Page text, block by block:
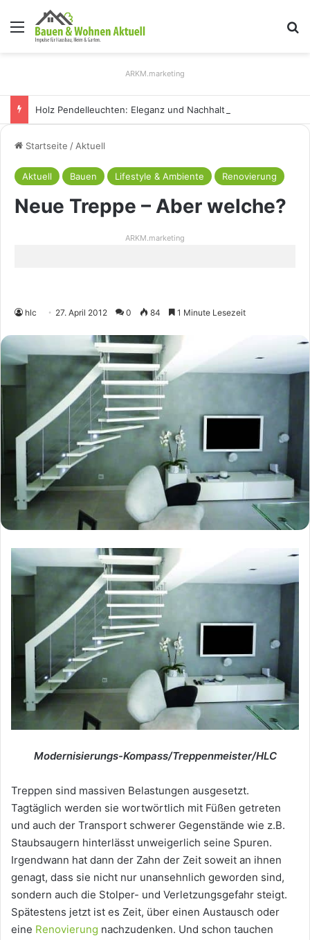
Menü
ARKM.marketing
Startseite / Aktuell
Aktuell Bauen Lifestyle & Ambiente Renovierung
Neue Treppe – Aber welche?
ARKM.marketing
hlc 27. April 2012 0 84 1 Minute Lesezeit
Modernisierungs-Kompass/Treppenmeister/HLC
Treppen sind massiven Belastungen ausgesetzt.
Tagtäglich werden sie wortwörtlich mit Füßen getreten
und auch der Transport schwerer Gegenstände wie z.B.
Staubsaugern hinterlässt unweigerlich seine Spuren.
Irgendwann hat dann der Zahn der Zeit soweit an ihnen
genagt, dass sie nicht nur unansehnlich geworden sind,
sondern auch die Stolper- und Verletzungsgefahr steigt.
Spätestens jetzt ist es Zeit, über einen Austausch oder
eine Renovierung nachzudenken. Und schon tauchen